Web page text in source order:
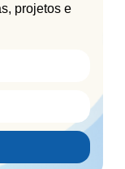
projetos e